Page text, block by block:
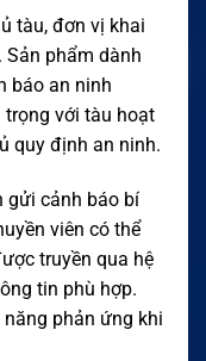
tàu, đơn vị khai
phẩm dành
báo an ninh
trọng với tàu hoạt
quy định an ninh.
gửi cảnh báo bí
viên có thể
truyền qua hệ
tin phù hợp.
phản ứng khi